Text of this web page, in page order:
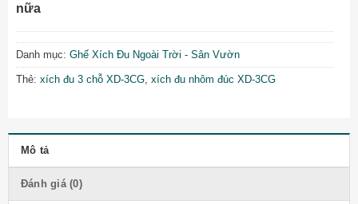
nữa
Danh mục: Ghế Xích Đu Ngoài Trời - Sân Vườn
Thẻ: xích đu 3 chỗ XD-3CG, xích đu nhôm đúc XD-3CG
Mô tả
Đánh giá (0)